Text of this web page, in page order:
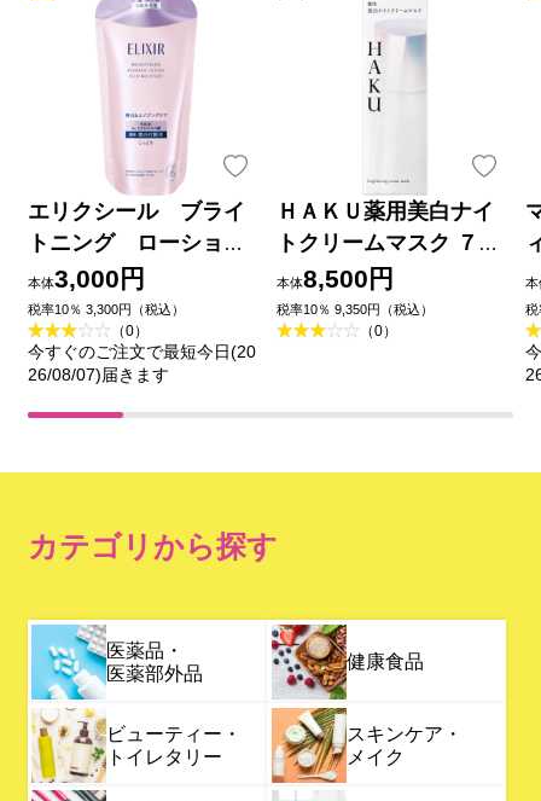
エリクシール ブライ
トニング ローショ
ン しっとりタイプ
ｃａ （つめかえ用）
１５０ｍｌ 資生堂 (医薬
部外品)
本体3,000円
税率10％ 3,300円（税込）
（0）
今すぐのご注文で最短今日(20
26/08/07)届きます
ＨＡＫＵ薬用美白ナイ
トクリームマスク ７５
ｇ 資生堂 (医薬部外品)
本体8,500円
税率10％ 9,350円（税込）
（0）
本
税
カテゴリから探す
医薬品・
医薬部外品
健康食品
ビューティー・
トイレタリー
スキンケア・
メイク